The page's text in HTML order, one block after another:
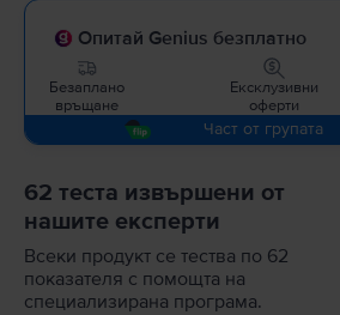
Опитай Genius безплатно
Безаплано
връщане
Ексклузивни
оферти
Част от групата
62 теста извършени от
нашите експерти
Всеки продукт се тества по 62
показателя с помощта на
специализирана програма.